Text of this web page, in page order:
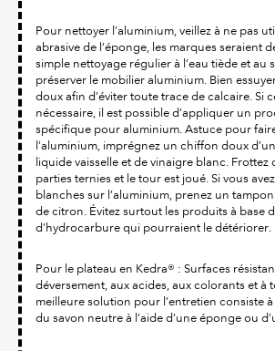
Pour nettoyer l’aluminium, veillez à ne pas
abrasive de l’éponge, les marques seraient
simple nettoyage régulier à l’eau tiède et au
préserver le mobilier aluminium. Bien
doux afin d’éviter toute trace de calcaire. Si
nécessaire, il est possible d’appliquer un
spécifique pour aluminium. Astuce pour
l’aluminium, imprégnez un chiffon doux
liquide vaisselle et de vinaigre blanc. Frottez
parties ternies et le tour est joué. Si vous
blanches sur l’aluminium, prenez un
de citron. Évitez surtout les produits à base
d’hydrocarbure qui pourraient le détériorer.
Pour le plateau en Kedra® : Surfaces
déversement, aux acides, aux colorants et à
meilleure solution pour l’entretien consiste à
du savon neutre à l’aide d’une éponge ou